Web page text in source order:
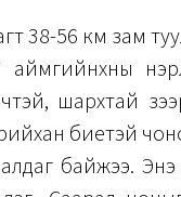
38-56 км зам
аймгийнхны
шархтай
биетэй
байжээ.